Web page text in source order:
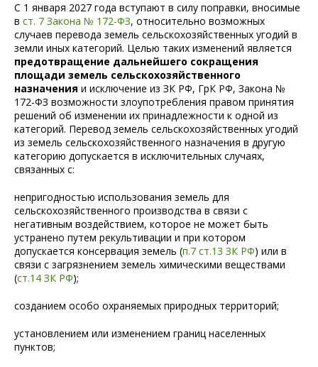
С 1 января 2027 года вступают в силу поправки, вносимые
в ст. 7 Закона № 172-ФЗ, относительно возможных
случаев перевода земель сельскохозяйственных угодий в
земли иных категорий. Целью таких изменений является
предотвращение дальнейшего сокращения
площади земель сельскохозяйственного
назначения и исключение из ЗК РФ, ГрК РФ, Закона №
172-ФЗ возможности злоупотребления правом принятия
решений об изменении их принадлежности к одной из
категорий. Перевод земель сельскохозяйственных угодий
из земель сельскохозяйственного назначения в другую
категорию допускается в исключительных случаях,
связанных с:
непригодностью использования земель для
сельскохозяйственного производства в связи с
негативным воздействием, которое не может быть
устранено путем рекультивации и при котором
допускается консервация земель (п.7 ст.13 ЗК РФ) или в
связи с загрязнением земель химическими веществами
(ст.14 ЗК РФ);
созданием особо охраняемых природных территорий;
установлением или изменением границ населенных
пунктов;